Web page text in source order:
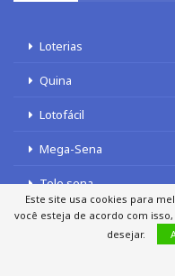
Loterias
Quina
Lotofácil
Mega-Sena
Tele sena
Este site usa cookies para
você esteja de acordo com
desejar.